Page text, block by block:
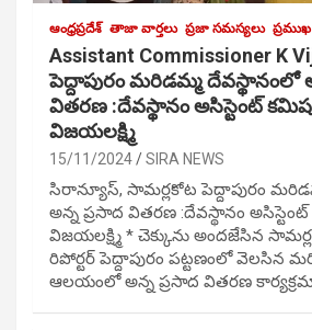
ఆంధ్రప్రదేశ్ తాజా వార్తలు ప్రజా సమస్యలు
Assistant Commissioner K
పెద్దాపురం మరిడమ్మ దేవస్థానంలో
వితరణ :దేవస్థానం అసిస్టెంట్
విజయలక్ష్మి
15/11/2024 SIRA NEWS
సిరాన్యూస్, సామర్లకోట పెద్దాపురం
అన్న ప్రసాద వితరణ :దేవస్థానం
విజయలక్ష్మి * చెక్కును అందజేసిన
రిపోర్టర్ పెద్దాపురం పట్టణంలో వెలసిన
ఆలయంలో అన్న ప్రసాద వితరణ